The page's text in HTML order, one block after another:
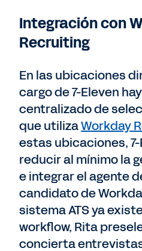
Integración con
Recruiting
En las ubicaciones
cargo de 7-Eleven
centralizado de
que utilizaWorkday
estas ubicaciones,
reducir al mínimo la
e integrar el agente
candidato de
sistema ATS ya
workflow, Rita
concierta